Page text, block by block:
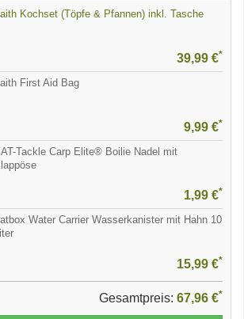
Kochset (Töpfe & Pfannen) inkl. Tasche
39,99 €*
First Aid Bag
9,99 €*
Tackle Carp Elite® Boilie Nadel mit
1,99 €*
Water Carrier Wasserkanister mit Hahn 10
15,99 €*
Gesamtpreis: 67,96 €*